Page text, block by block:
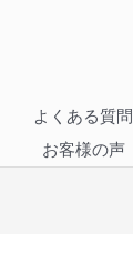
よくある質問
お客様の声